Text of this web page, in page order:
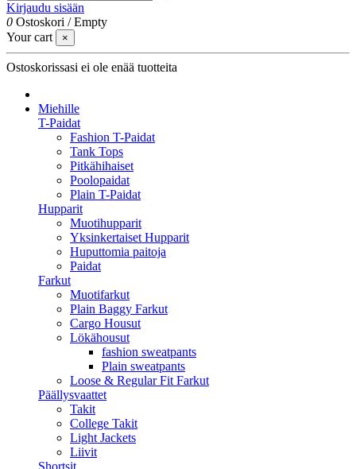
Kirjaudu sisään
0 Ostoskori /Empty
Your cart
×
Ostoskorissasi ei ole enää tuotteita
Miehille
T-Paidat
Fashion T-Paidat
Tank Tops
Pitkähihaiset
Poolopaidat
Plain T-Paidat
Hupparit
Muotihupparit
Yksinkertaiset Hupparit
Huputtomia paitoja
Paidat
Farkut
Muotifarkut
Plain Baggy Farkut
Cargo Housut
Lökähousut
fashion sweatpants
Plain sweatpants
Loose & Regular Fit Farkut
Päällysvaattet
Takit
College Takit
Light Jackets
Liivit
Shortsit